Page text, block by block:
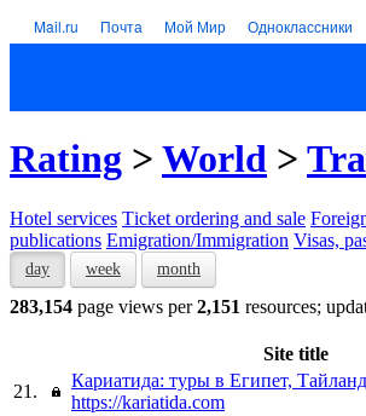
Mail.ru Почта Мой Мир Одноклассники
Rating > World >
Hotel services Тicket ordering and sale
publications Emigration/Immigration Visas,
day week month
283,154 page views per2,151 resources;
Site title
21.
Кариатида: туры в Египет,
https://kariatida.com